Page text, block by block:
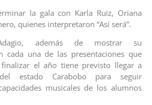
la gala con Karla Ruiz, Oriana
quienes interpretaron “Así será”.
además de mostrar su
cada una de las presentaciones que
el año tiene previsto llegar a
estado Carabobo para seguir
musicales de los alumnos